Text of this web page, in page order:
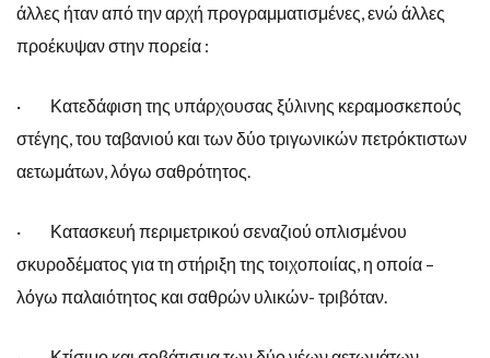
άλλες ήταν από την αρχή προγραμματισμένες, ενώ άλλες
προέκυψαν στην πορεία :
· Κατεδάφιση της υπάρχουσας ξύλινης κεραμοσκεπούς
στέγης, του ταβανιού και των δύο τριγωνικών πετρόκτιστων
αετωμάτων, λόγω σαθρότητος.
· Κατασκευή περιμετρικού σεναζιού οπλισμένου
σκυροδέματος για τη στήριξη της τοιχοποιίας, η οποία –
λόγω παλαιότητος και σαθρών υλικών- τριβόταν.